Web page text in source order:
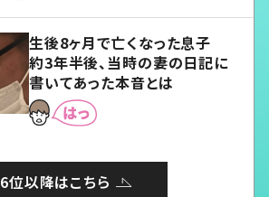
生後8ヶ月で亡くなった息子
約3年半後、当時の妻の日記に
書いてあった本音とは
6位以降はこちら